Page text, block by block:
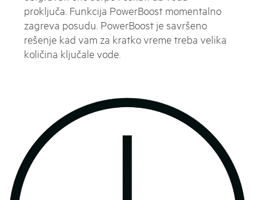
proključa. Funkcija PowerBoost momentalno
zagreva posudu. PowerBoost je savršeno
rešenje kad vam za kratko vreme treba velika
količina ključale vode.